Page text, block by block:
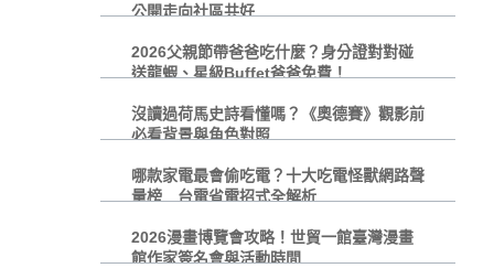
公開走向社區共好
2026父親節帶爸爸吃什麼？身分證對對碰
送龍蝦、星級Buffet爸爸免費！
沒讀過荷馬史詩看懂嗎？《奧德賽》觀影前
必看背景與角色對照
哪款家電最會偷吃電？十大吃電怪獸網路聲
量榜 台電省電招式全解析
2026漫畫博覽會攻略！世貿一館臺灣漫畫
館作家簽名會與活動時間